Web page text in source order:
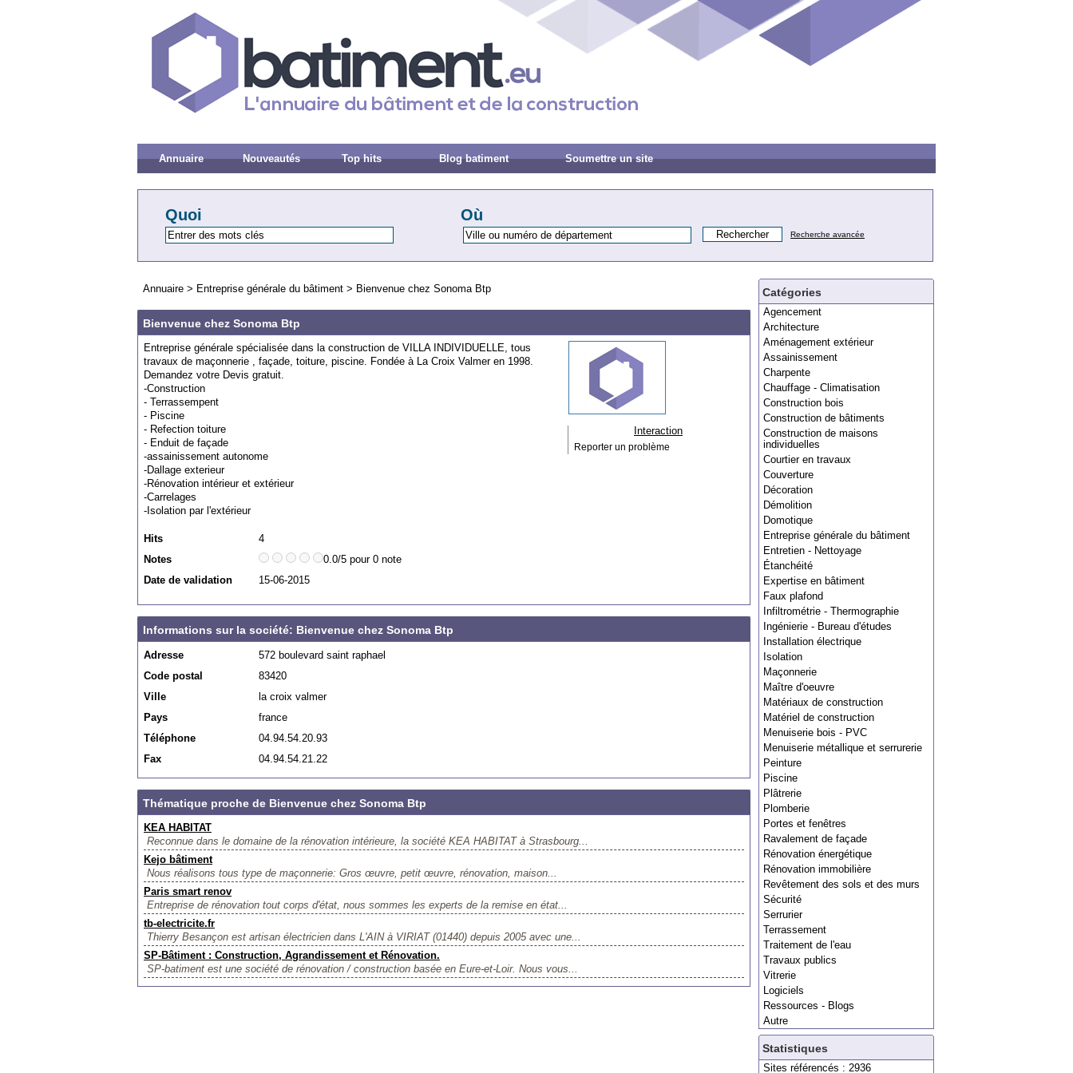
Annuaire Nouveautés Top hits Blog batiment Soumettre un site
Quoi Où
Recherche avancée
Catégories
Agencement
Architecture
Aménagement extérieur
Assainissement
Charpente
Chauffage - Climatisation
Construction bois
Construction de bâtiments
Construction de maisons
individuelles
Courtier en travaux
Couverture
Décoration
Démolition
Domotique
Entreprise générale du bâtiment
Entretien - Nettoyage
Étanchéité
Expertise en bâtiment
Faux plafond
Infiltrométrie - Thermographie
Ingénierie - Bureau d'études
Installation électrique
Isolation
Maçonnerie
Maître d'oeuvre
Matériaux de construction
Matériel de construction
Menuiserie bois - PVC
Menuiserie métallique et serrurerie
Peinture
Piscine
Plâtrerie
Plomberie
Portes et fenêtres
Ravalement de façade
Rénovation énergétique
Rénovation immobilière
Revêtement des sols et des murs
Sécurité
Serrurier
Terrassement
Traitement de l'eau
Travaux publics
Vitrerie
Logiciels
Ressources - Blogs
Autre
Statistiques
Sites référencés : 2936
Annuaire > Entreprise générale du bâtiment > Bienvenue chez Sonoma Btp
Bienvenue chez Sonoma Btp
Entreprise générale spécialisée dans la construction de VILLA INDIVIDUELLE, tous
travaux de maçonnerie , façade, toiture, piscine. Fondée à La Croix Valmer en 1998.
Demandez votre Devis gratuit.
-Construction
- Terrassempent
- Piscine
- Refection toiture
- Enduit de façade
-assainissement autonome
-Dallage exterieur
-Rénovation intérieur et extérieur
-Carrelages
-Isolation par l'extérieur
Hits
4
Notes
0.0/5 pour 0 note
Date de validation
15-06-2015
Interaction
Reporter un problème
Informations sur la société: Bienvenue chez Sonoma Btp
Adresse
572 boulevard saint raphael
Code postal
83420
Ville
la croix valmer
Pays
france
Téléphone
04.94.54.20.93
Fax
04.94.54.21.22
Thématique proche de Bienvenue chez Sonoma Btp
KEA HABITAT
Reconnue dans le domaine de la rénovation intérieure, la société KEA HABITAT à Strasbourg...
Kejo bâtiment
Nous réalisons tous type de maçonnerie: Gros œuvre, petit œuvre, rénovation, maison...
Paris smart renov
Entreprise de rénovation tout corps d'état, nous sommes les experts de la remise en état...
tb-electricite.fr
Thierry Besançon est artisan électricien dans L'AIN à VIRIAT (01440) depuis 2005 avec une...
SP-Bâtiment : Construction, Agrandissement et Rénovation.
SP-batiment est une société de rénovation / construction basée en Eure-et-Loir. Nous vous...